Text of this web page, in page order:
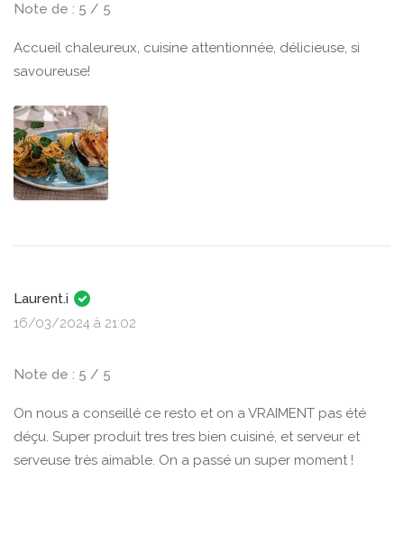
Note de : 5 / 5
Accueil chaleureux, cuisine attentionnée, délicieuse, si
savoureuse!
Laurent.i
16/03/2024 à 21:02
Note de : 5 / 5
On nous a conseillé ce resto et on a VRAIMENT pas été
déçu. Super produit tres tres bien cuisiné, et serveur et
serveuse très aimable. On a passé un super moment !